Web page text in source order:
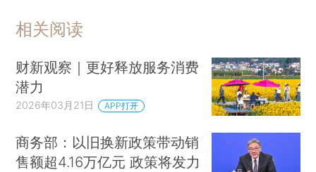
相关阅读
财新观察｜更好释放服务消费
潜力
2026年03月21日 APP打开
商务部：以旧换新政策带动销
售额超4.16万亿元 政策将发力